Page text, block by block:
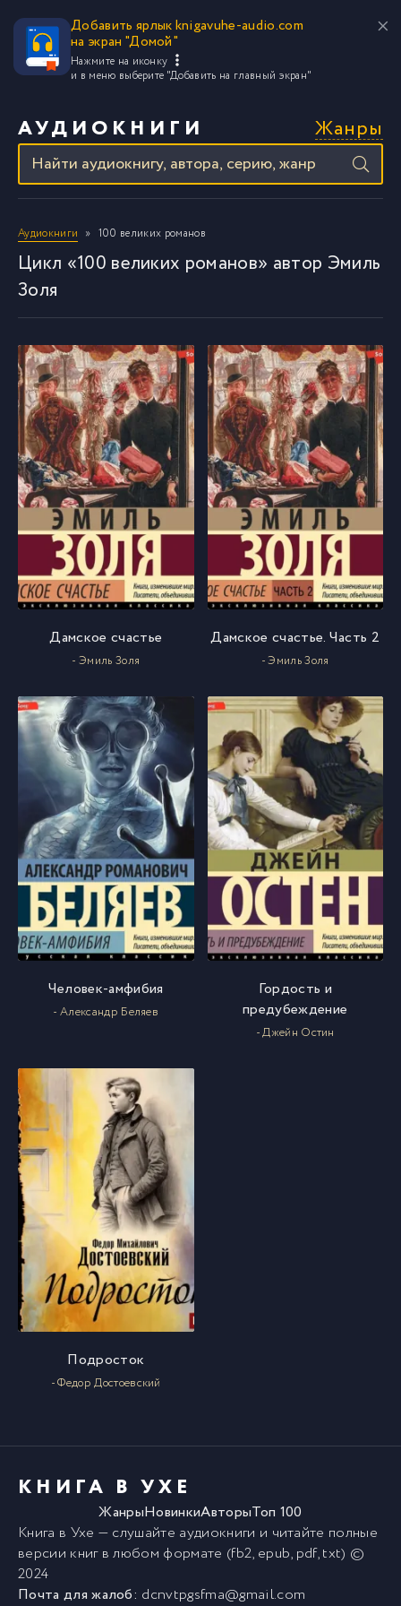
Добавить ярлык knigavuhe-audio.com
на экран "Домой"
Нажмите на иконку
и в меню выберите "Добавить на главный экран"
АУДИОКНИГИ Жанры
Аудиокниги 100 великих романов
Цикл «100 великих романов» автор Эмиль
Золя
Дамское счастье
- Эмиль Золя
Дамское счастье. Часть 2
- Эмиль Золя
Человек-амфибия
- Александр Беляев
Гордость и
предубеждение
- Джейн Остин
Подросток
- Федор Достоевский
КНИГА В УХЕ
ЖанрыНовинкиАвторыТоп 100
Книга в Ухе — слушайте аудиокниги и читайте полные
версии книгв любом формате (fb2, epub, pdf, txt) ©
2024
Почта для жалоб: dcnvtpgsfma@gmail.com